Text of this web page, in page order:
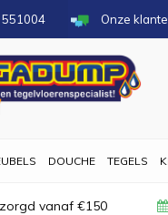
Onze
DOUCHE TEGELS
vanaf €150